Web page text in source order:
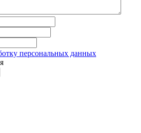
персональных данных